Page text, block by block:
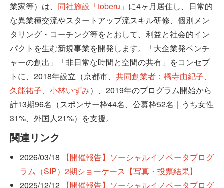
業家等）は、 同社施設「toberu」 に4ヶ月居住し、日常的
な異業種交流やスタートアップ流スキル研修、個別メン
タリング・コーチング等をとおして、利益と社会的イン
パクトを生む新規事業を開発します。「大企業発ベンチ
ャーの創出」「非日常な時間と空間の共有」をコンセプ
トに、2018年設立（京都市、 共同創業者：橋寺由紀子、
久能祐子、小林いずみ）、2019年のプログラム開始から
計13期96名（スポンサー枠44名、公募枠52名｜うち女性
31%、外国人21%）を支援。
関連リンク
2026/03/18
【開催報告】ソーシャルイノベータプログ
ラム（SIP）2期ショーケース【写真・投票結果】
2025/12/12
【開催報告】ソーシャルイノベータプログ